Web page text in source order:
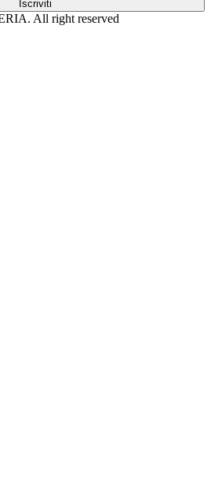
Iscriviti
All right reserved